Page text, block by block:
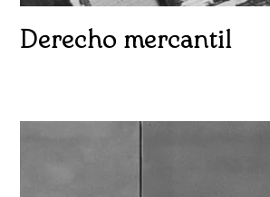
Derecho mercantil